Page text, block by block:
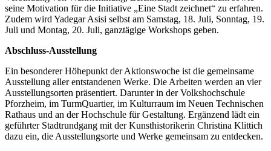
seine Motivation für die Initiative „Eine Stadt zeichnet“ zu erfahren.
Zudem wird Yadegar Asisi selbst am Samstag, 18. Juli, Sonntag, 19.
Juli und Montag, 20. Juli, ganztägige Workshops geben.
Abschluss-Ausstellung
Ein besonderer Höhepunkt der Aktionswoche ist die gemeinsame
Ausstellung aller entstandenen Werke. Die Arbeiten werden an vier
Ausstellungsorten präsentiert. Darunter in der Volkshochschule
Pforzheim, im TurmQuartier, im Kulturraum im Neuen Technischen
Rathaus und an der Hochschule für Gestaltung. Ergänzend lädt ein
geführter Stadtrundgang mit der Kunsthistorikerin Christina Klittich
dazu ein, die Ausstellungsorte und Werke gemeinsam zu entdecken.